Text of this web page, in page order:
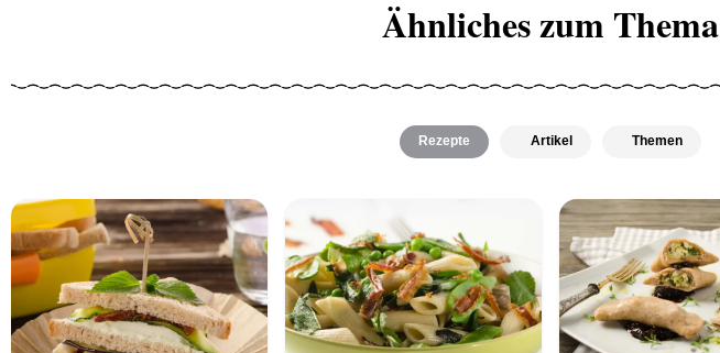
Ähnliches zum Thema
Rezepte Artikel Themen